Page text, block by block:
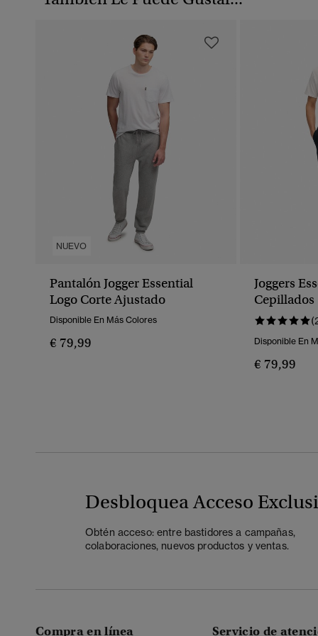
NUEVO
Pantalón Jogger Essential
Logo Corte Ajustado
Disponible En Más Colores
€ 79,99
Joggers
Cepillados
Disponible En
€ 79,99
Desbloquea Acceso
Obtén acceso: entre bastidores a campañas,
colaboraciones, nuevos productos y ventas.
Compra en línea Servicio de